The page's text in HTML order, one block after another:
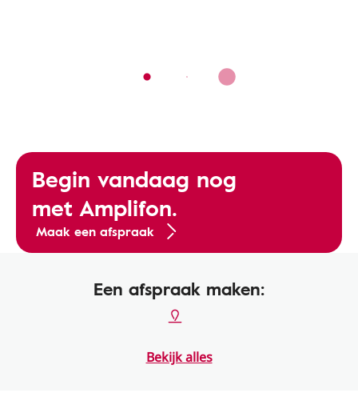
Begin vandaag nog
met Amplifon.
Maak een afspraak
Een afspraak maken:
Bekijk alles